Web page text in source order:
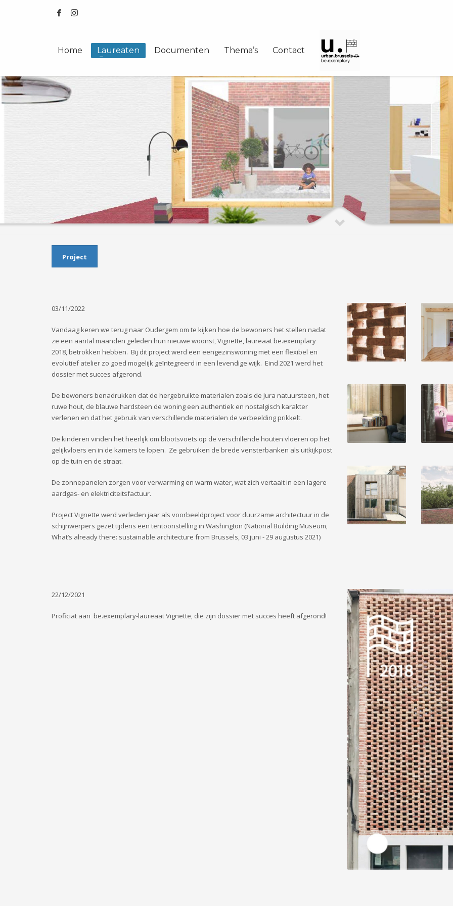
Home Laureaten Documenten Thema’s Contact
Project
03/11/2022
Vandaag keren we terug naar Oudergem om te kijken hoe de bewoners het stellen nadat
ze een aantal maanden geleden hun nieuwe woonst, Vignette, laureaat be.exemplary
2018, betrokken hebben. Bij dit project werd een eengezinswoning met een flexibel en
evolutief atelier zo goed mogelijk geïntegreerd in een levendige wijk. Eind 2021 werd het
dossier met succes afgerond.
De bewoners benadrukken dat de hergebruikte materialen zoals de Jura natuursteen, het
ruwe hout, de blauwe hardsteen de woning een authentiek en nostalgisch karakter
verlenen en dat het gebruik van verschillende materialen de verbeelding prikkelt.
De kinderen vinden het heerlijk om blootsvoets op de verschillende houten vloeren op het
gelijkvloers en in de kamers te lopen. Ze gebruiken de brede vensterbanken als uitkijkpost
op de tuin en de straat.
De zonnepanelen zorgen voor verwarming en warm water, wat zich vertaalt in een lagere
aardgas- en elektriciteitsfactuur.
Project Vignette werd verleden jaar als voorbeeldproject voor duurzame architectuur in de
schijnwerpers gezet tijdens een tentoonstelling in Washington (National Building Museum,
What’s already there: sustainable architecture from Brussels, 03 juni - 29 augustus 2021)
22/12/2021
Proficiat aan be.exemplary-laureaat Vignette, die zijn dossier met succes heeft afgerond!